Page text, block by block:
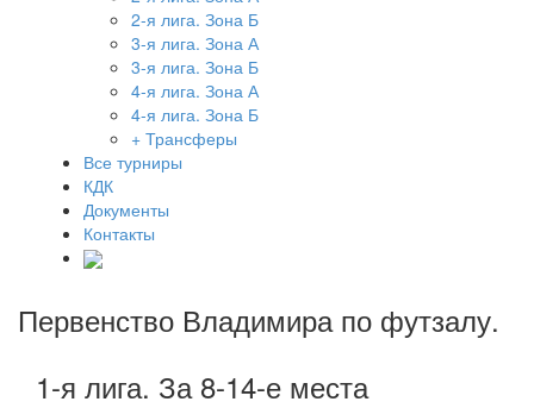
2-я лига. Зона Б
3-я лига. Зона А
3-я лига. Зона Б
4-я лига. Зона А
4-я лига. Зона Б
+ Трансферы
Все турниры
КДК
Документы
Контакты
Первенство Владимира по футзалу.
1-я лига. За 8-14-е места